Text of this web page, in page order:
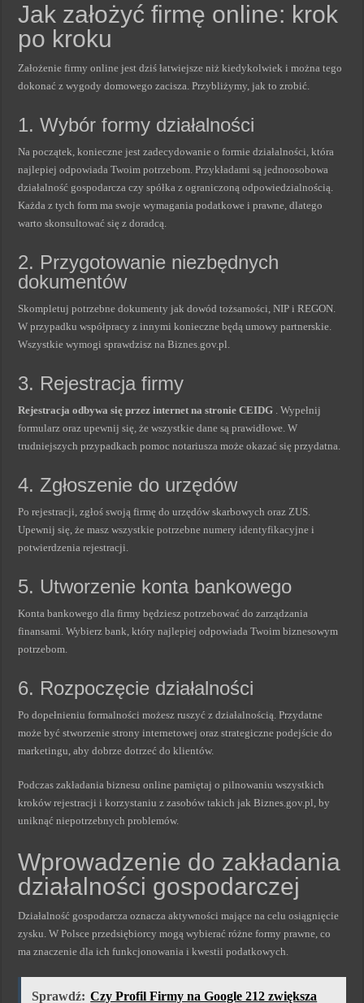
Jak założyć firmę online: krok
po kroku
Założenie firmy online jest dziś łatwiejsze niż kiedykolwiek i można tego
dokonać z wygody domowego zacisza. Przybliżymy, jak to zrobić.
1. Wybór formy działalności
Na początek, konieczne jest zadecydowanie o formie działalności, która
najlepiej odpowiada Twoim potrzebom. Przykładami są jednoosobowa
działalność gospodarcza czy spółka z ograniczoną odpowiedzialnością.
Każda z tych form ma swoje wymagania podatkowe i prawne, dlatego
warto skonsultować się z doradcą.
2. Przygotowanie niezbędnych
dokumentów
Skompletuj potrzebne dokumenty jak dowód tożsamości, NIP i REGON.
W przypadku współpracy z innymi konieczne będą umowy partnerskie.
Wszystkie wymogi sprawdzisz na Biznes.gov.pl.
3. Rejestracja firmy
Rejestracja odbywa się przez internet na stronie CEIDG . Wypełnij
formularz oraz upewnij się, że wszystkie dane są prawidłowe. W
trudniejszych przypadkach pomoc notariusza może okazać się przydatna.
4. Zgłoszenie do urzędów
Po rejestracji, zgłoś swoją firmę do urzędów skarbowych oraz ZUS.
Upewnij się, że masz wszystkie potrzebne numery identyfikacyjne i
potwierdzenia rejestracji.
5. Utworzenie konta bankowego
Konta bankowego dla firmy będziesz potrzebować do zarządzania
finansami. Wybierz bank, który najlepiej odpowiada Twoim biznesowym
potrzebom.
6. Rozpoczęcie działalności
Po dopełnieniu formalności możesz ruszyć z działalnością. Przydatne
może być stworzenie strony internetowej oraz strategiczne podejście do
marketingu, aby dobrze dotrzeć do klientów.
Podczas zakładania biznesu online pamiętaj o pilnowaniu wszystkich
kroków rejestracji i korzystaniu z zasobów takich jak Biznes.gov.pl, by
uniknąć niepotrzebnych problemów.
Wprowadzenie do zakładania
działalności gospodarczej
Działalność gospodarcza oznacza aktywności mające na celu osiągnięcie
zysku. W Polsce przedsiębiorcy mogą wybierać różne formy prawne, co
ma znaczenie dla ich funkcjonowania i kwestii podatkowych.
Sprawdź: Czy Profil Firmy na Google 212 zwiększa